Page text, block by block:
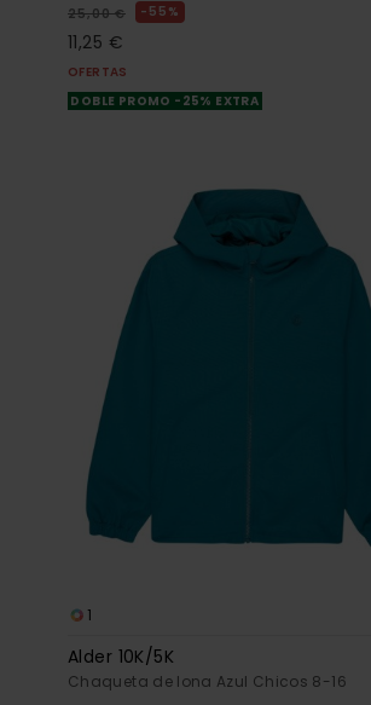
25,00 € 55%
11,25 €
OFERTAS
DOBLE PROMO -25% EXTRA
1
Alder 10K/5K
Chaqueta de lona Azul Chicos 8-16